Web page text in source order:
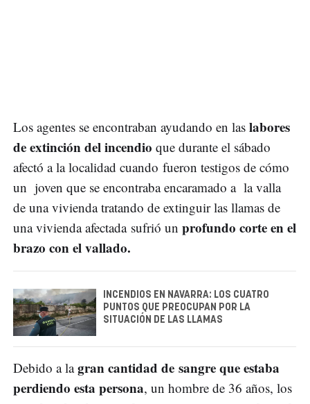
Los agentes se encontraban ayudando en las labores
de extinción del incendio que durante el sábado
afectó a la localidad cuando fueron testigos de cómo
un joven que se encontraba encaramado a la valla
de una vivienda tratando de extinguir las llamas de
una vivienda afectada sufrió un profundo corte en el
brazo con el vallado.
INCENDIOS EN NAVARRA: LOS CUATRO
PUNTOS QUE PREOCUPAN POR LA
SITUACIÓN DE LAS LLAMAS
Debido a lagran cantidad de sangre que estaba
perdiendo esta persona, un hombre de 36 años, los